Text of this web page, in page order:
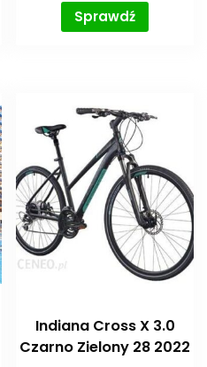
Sprawdź
Indiana Cross X 3.0
Czarno Zielony 28 2022